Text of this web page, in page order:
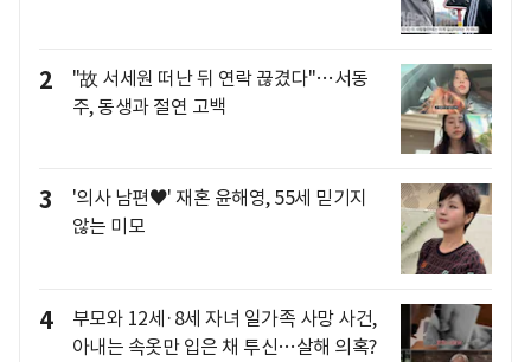
2
"故 서세원 떠난 뒤 연락 끊겼다"…서동
주, 동생과 절연 고백
3
'의사 남편♥' 재혼 윤해영, 55세 믿기지
않는 미모
4
부모와 12세·8세 자녀 일가족 사망 사건,
아내는 속옷만 입은 채 투신…살해 의혹?